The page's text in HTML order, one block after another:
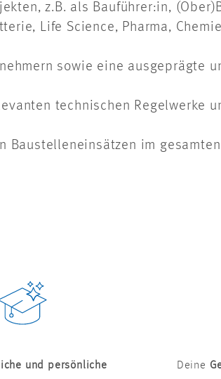
z.B. als Bauführer:in,
Life Science, Pharma,
sowie eine ausgeprägte
technischen Regelwerke
Baustelleneinsätzen im
und persönliche
Deine